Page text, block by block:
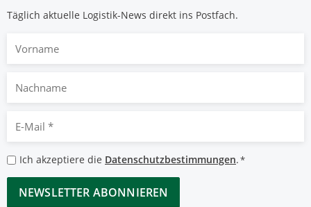
Täglich aktuelle Logistik-News direkt ins Postfach.
Nachname
Mail
*
Datenschutzbestimmungen
*
Ich akzeptiere die Datenschutzbestimmungen.*
CAPTCHA